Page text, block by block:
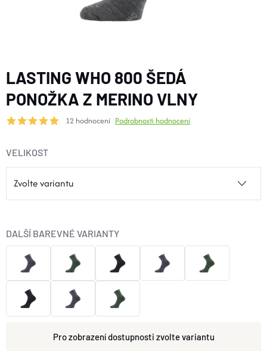
BOTY A PONOŽKY
VYBAVENÍ
CYKLISTIKA
Doprava a platba
Reklamace
Výměna a vrácení
Stav objednávky
O nás
Moje objednávka
LASTING WHO 800 ŠEDÁ
PONOŽKA Z MERINO VLNY
12 hodnocení Podrobnosti hodnocení
VELIKOST
zvolte variantu
DALŠÍ BAREVNÉ VARIANTY